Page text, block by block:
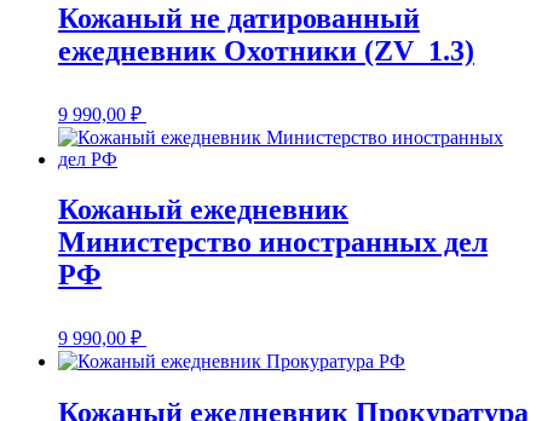
Кожаный не датированный
ежедневник Охотники (ZV_1.3)
9 990,00 ₽
Кожаный ежедневник
Министерство иностранных дел
РФ
9 990,00 ₽
Кожаный ежедневник Прокуратура